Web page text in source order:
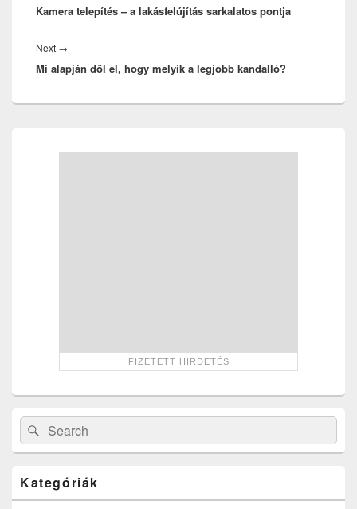
post:
Kamera telepítés – a lakásfelújítás sarkalatos pontja
Next →
post:
Mi alapján dől el, hogy melyik a legjobb kandalló?
Search
for:
Search
Kategóriák